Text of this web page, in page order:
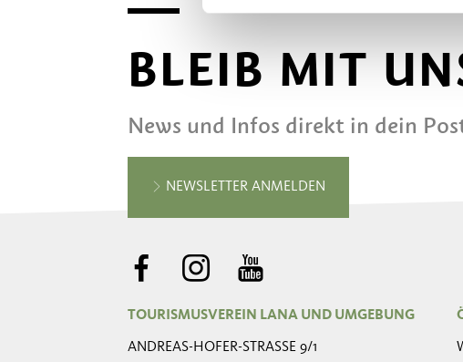
BLEIB MIT
News und Infos direkt in dein
NEWSLETTER ANMELDEN
TOURISMUSVEREIN LANA UND UMGEBUNG
ANDREAS-HOFER-STRASSE 9/1